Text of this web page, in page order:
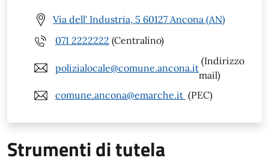
Via dell' Industria, 5 60127 Ancona (AN)
071 2222222 (Centralino)
polizialocale@comune.ancona.it
(Indirizzo
mail)
comune.ancona@emarche.it (PEC)
Strumenti di tutela